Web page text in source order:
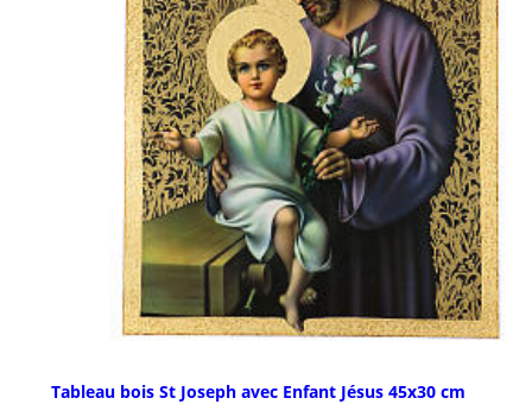
Tableau bois St Joseph avec Enfant Jésus 45x30 cm